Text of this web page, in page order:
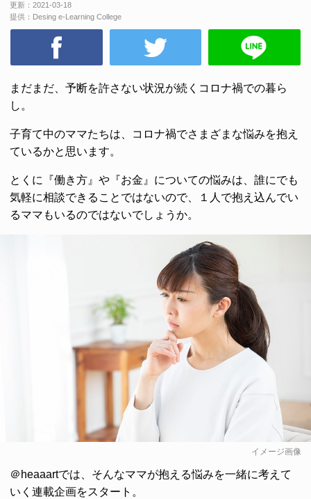
更新： 2021-03-18
提供： Desing e-Learning College
まだまだ、予断を許さない状況が続くコロナ禍での暮ら
し。
子育て中のママたちは、コロナ禍でさまざまな悩みを抱え
ているかと思います。
とくに『働き方』や『お金』についての悩みは、誰にでも
気軽に相談できることではないので、１人で抱え込んでい
るママもいるのではないでしょうか。
イメージ画像
＠heaaartでは、そんなママが抱える悩みを一緒に考えて
いく連載企画をスタート。